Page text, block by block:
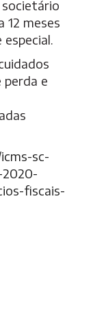
12 meses
perda e
sc-
fiscais-